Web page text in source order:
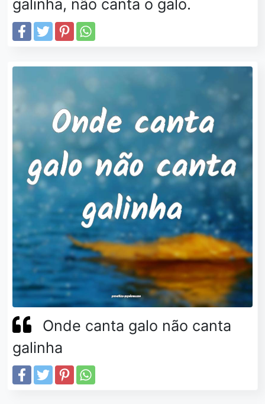
galinha, não canta o galo.
Onde canta galo não canta
galinha